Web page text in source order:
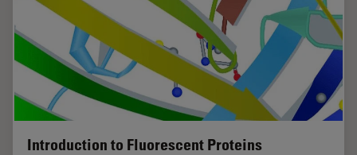
Introduction to Fluorescent Proteins